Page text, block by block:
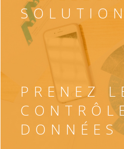
PRENEZ
DONNÉES